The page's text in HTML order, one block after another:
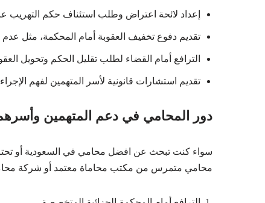
إعداد لائحة اعتراض وطلب استئناف حكم التهريب
تقديم دفوع تخفيف العقوبة أمام المحكمة، مثل عدم
الترافع أمام القضاء لطلب تقليل الحكم وتحويل
تقديم استشارات قانونية لأسر المتهمين لفهم
دور المحامي في دعم المتهمين
سواء كنت تبحث عن افضل محامي في السعودية أو
محامي متمرس من مكتب محاماة معتمد أو شركة